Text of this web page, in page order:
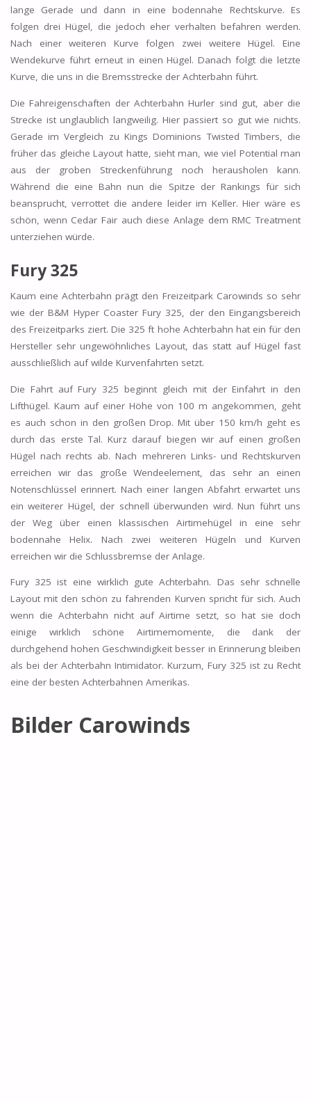
lange Gerade und dann in eine bodennahe Rechtskurve. Es
folgen drei Hügel, die jedoch eher verhalten befahren werden.
Nach einer weiteren Kurve folgen zwei weitere Hügel. Eine
Wendekurve führt erneut in einen Hügel. Danach folgt die letzte
Kurve, die uns in die Bremsstrecke der Achterbahn führt.
Die Fahreigenschaften der Achterbahn Hurler sind gut, aber die
Strecke ist unglaublich langweilig. Hier passiert so gut wie nichts.
Gerade im Vergleich zu Kings Dominions Twisted Timbers, die
früher das gleiche Layout hatte, sieht man, wie viel Potential man
aus der groben Streckenführung noch herausholen kann.
Während die eine Bahn nun die Spitze der Rankings für sich
beansprucht, verrottet die andere leider im Keller. Hier wäre es
schön, wenn Cedar Fair auch diese Anlage dem RMC Treatment
unterziehen würde.
Fury 325
Kaum eine Achterbahn prägt den Freizeitpark Carowinds so sehr
wie der B&M Hyper Coaster Fury 325, der den Eingangsbereich
des Freizeitparks ziert. Die 325 ft hohe Achterbahn hat ein für den
Hersteller sehr ungewöhnliches Layout, das statt auf Hügel fast
ausschließlich auf wilde Kurvenfahrten setzt.
Die Fahrt auf Fury 325 beginnt gleich mit der Einfahrt in den
Lifthügel. Kaum auf einer Höhe von 100 m angekommen, geht
es auch schon in den großen Drop. Mit über 150 km/h geht es
durch das erste Tal. Kurz darauf biegen wir auf einen großen
Hügel nach rechts ab. Nach mehreren Links- und Rechtskurven
erreichen wir das große Wendeelement, das sehr an einen
Notenschlüssel erinnert. Nach einer langen Abfahrt erwartet uns
ein weiterer Hügel, der schnell überwunden wird. Nun führt uns
der Weg über einen klassischen Airtimehügel in eine sehr
bodennahe Helix. Nach zwei weiteren Hügeln und Kurven
erreichen wir die Schlussbremse der Anlage.
Fury 325 ist eine wirklich gute Achterbahn. Das sehr schnelle
Layout mit den schön zu fahrenden Kurven spricht für sich. Auch
wenn die Achterbahn nicht auf Airtime setzt, so hat sie doch
einige wirklich schöne Airtimemomente, die dank der
durchgehend hohen Geschwindigkeit besser in Erinnerung bleiben
als bei der Achterbahn Intimidator. Kurzum, Fury 325 ist zu Recht
eine der besten Achterbahnen Amerikas.
Bilder Carowinds